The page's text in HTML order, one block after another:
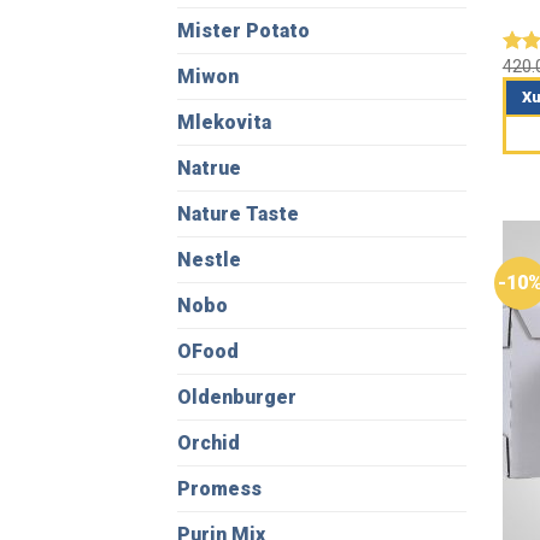
Mister Potato
Miwon
Mlekovita
Natrue
Nature Taste
Nestle
Nobo
OFood
Oldenburger
Orchid
Promess
Purin Mix
5
-